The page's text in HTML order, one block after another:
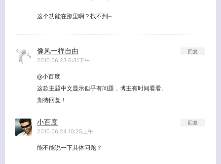
这个功能在那里啊？找不到~
像风一样自由
2010.06.23 6:31下午
@小百度
这款主题中文显示似乎有问题，博主有时间看看。
期待回复！
回复
小百度
2010.06.24 10:25上午
能不能说一下具体问题？
回复